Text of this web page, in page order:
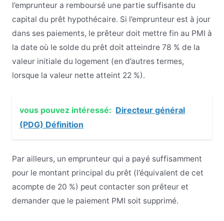
l’emprunteur a remboursé une partie suffisante du
capital du prêt hypothécaire. Si l’emprunteur est à jour
dans ses paiements, le prêteur doit mettre fin au PMI à
la date où le solde du prêt doit atteindre 78 % de la
valeur initiale du logement (en d’autres termes,
lorsque la valeur nette atteint 22 %).
vous pouvez intéressé: Directeur général
(PDG) Définition
Par ailleurs, un emprunteur qui a payé suffisamment
pour le montant principal du prêt (l’équivalent de cet
acompte de 20 %) peut contacter son prêteur et
demander que le paiement PMI soit supprimé.